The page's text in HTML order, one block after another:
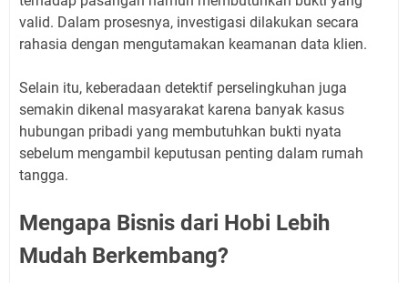
valid. Dalam prosesnya, investigasi dilakukan secara
rahasia dengan mengutamakan keamanan data klien.
Selain itu, keberadaan detektif perselingkuhan juga
semakin dikenal masyarakat karena banyak kasus
hubungan pribadi yang membutuhkan bukti nyata
sebelum mengambil keputusan penting dalam rumah
tangga.
Mengapa Bisnis dari Hobi Lebih
Mudah Berkembang?